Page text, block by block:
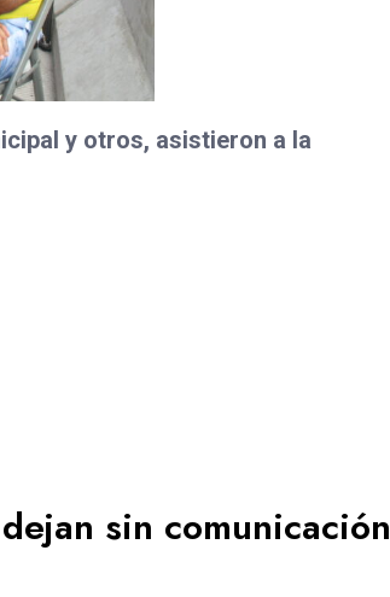
y otros, asistieron a la
sin comunicación